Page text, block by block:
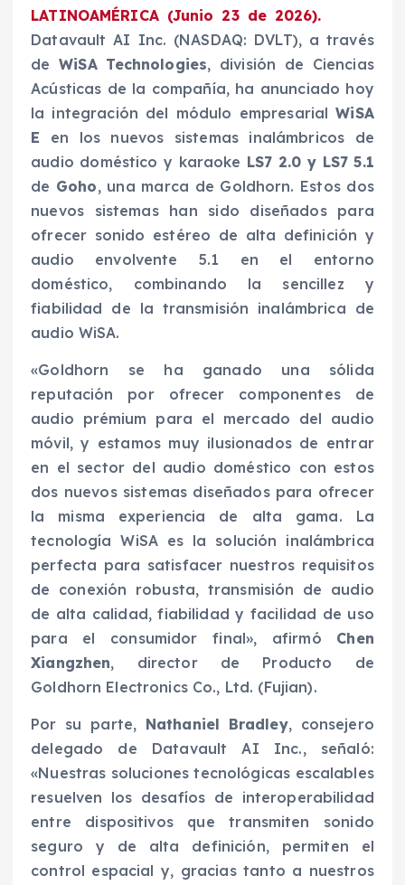
LATINOAMÉRICA (Junio 23 de 2026).
Datavault AI Inc. (NASDAQ: DVLT), a través
deWiSA Technologies, división de Ciencias
Acústicas de la compañía, ha anunciado hoy
la integración del módulo empresarialWiSA
E en los nuevos sistemas inalámbricos de
audio doméstico y karaoke LS7 2.0 y LS7 5.1
de Goho, una marca de Goldhorn. Estos dos
nuevos sistemas han sido diseñados para
ofrecer sonido estéreo de alta definición y
audio envolvente 5.1 en el entorno
doméstico, combinando la sencillez y
fiabilidad de la transmisión inalámbrica de
audio WiSA.
«Goldhorn se ha ganado una sólida
reputación por ofrecer componentes de
audio prémium para el mercado del audio
móvil, y estamos muy ilusionados de entrar
en el sector del audio doméstico con estos
dos nuevos sistemas diseñados para ofrecer
la misma experiencia de alta gama. La
tecnología WiSA es la solución inalámbrica
perfecta para satisfacer nuestros requisitos
de conexión robusta, transmisión de audio
de alta calidad, fiabilidad y facilidad de uso
para el consumidor final», afirmó Chen
Xiangzhen, director de Producto de
Goldhorn Electronics Co., Ltd. (Fujian).
Por su parte, Nathaniel Bradley, consejero
delegado de Datavault AI Inc., señaló:
«Nuestras soluciones tecnológicas escalables
resuelven los desafíos de interoperabilidad
entre dispositivos que transmiten sonido
seguro y de alta definición, permiten el
control espacial y, gracias tanto a nuestros